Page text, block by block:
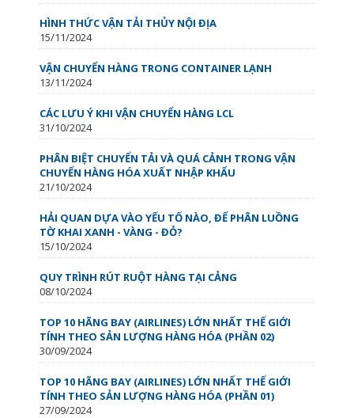
HÌNH THỨC VẬN TẢI THỦY NỘI ĐỊA
15/11/2024
VẬN CHUYỂN HÀNG TRONG CONTAINER LẠNH
13/11/2024
CÁC LƯU Ý KHI VẬN CHUYỂN HÀNG LCL
31/10/2024
PHÂN BIỆT CHUYỂN TẢI VÀ QUÁ CẢNH TRONG VẬN
CHUYỂN HÀNG HÓA XUẤT NHẬP KHẨU
21/10/2024
HẢI QUAN DỰA VÀO YẾU TỐ NÀO, ĐỂ PHÂN LUỒNG
TỜ KHAI XANH - VÀNG - ĐỎ?
15/10/2024
QUY TRÌNH RÚT RUỘT HÀNG TẠI CẢNG
08/10/2024
TOP 10 HÃNG BAY (AIRLINES) LỚN NHẤT THẾ GIỚI
TÍNH THEO SẢN LƯỢNG HÀNG HÓA (PHẦN 02)
30/09/2024
TOP 10 HÃNG BAY (AIRLINES) LỚN NHẤT THẾ GIỚI
TÍNH THEO SẢN LƯỢNG HÀNG HÓA (PHẦN 01)
27/09/2024